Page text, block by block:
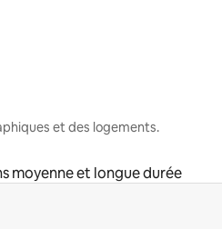
et des logements.
moyenne et longue durée